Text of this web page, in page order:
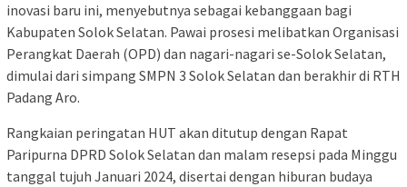
inovasi baru ini, menyebutnya sebagai kebanggaan bagi
Kabupaten Solok Selatan. Pawai prosesi melibatkan Organisasi
Perangkat Daerah (OPD) dan nagari-nagari se-Solok Selatan,
dimulai dari simpang SMPN 3 Solok Selatan dan berakhir di RTH
Padang Aro.
Rangkaian peringatan HUT akan ditutup dengan Rapat
Paripurna DPRD Solok Selatan dan malam resepsi pada Minggu
tanggal tujuh Januari 2024, disertai dengan hiburan budaya